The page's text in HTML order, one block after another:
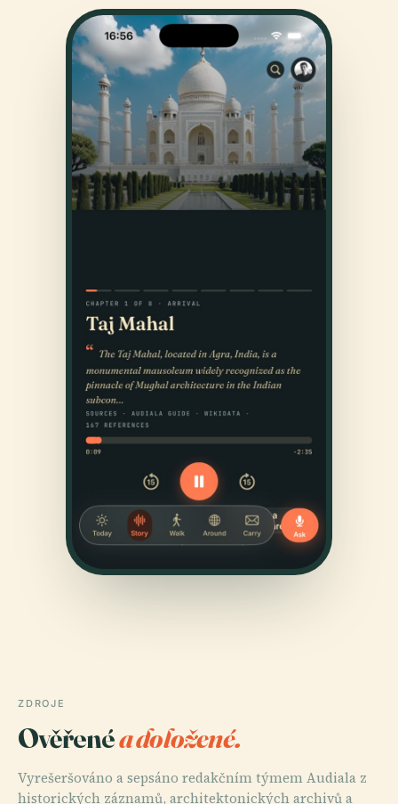
ZDROJE
Ověřenéa doložené.
Vyrešeršováno a sepsáno redakčním týmem Audiala z
historických záznamů, architektonických archivů a